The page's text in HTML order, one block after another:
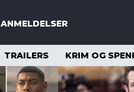
ANMELDELSER
TRAILERS KRIM OG